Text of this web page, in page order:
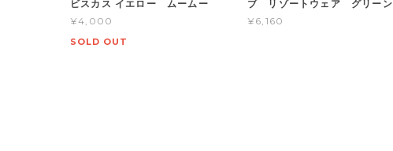
ビスカス イエロー ムームー
¥4,000
SOLD OUT
ブ リゾートウェア グリーン
¥6,160